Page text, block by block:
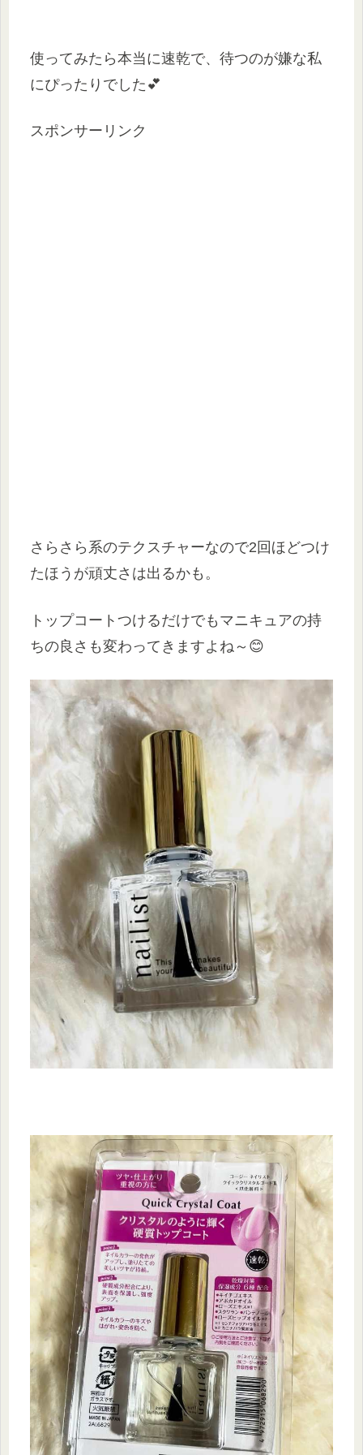
使ってみたら本当に速乾で、待つのが嫌な私
にぴったりでした💕
スポンサーリンク
さらさら系のテクスチャーなので2回ほどつけ
たほうが頑丈さは出るかも。
トップコートつけるだけでもマニキュアの持
ちの良さも変わってきますよね～😊